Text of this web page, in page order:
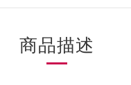
商品描述